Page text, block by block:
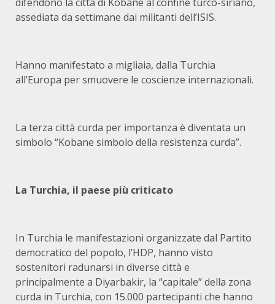
assediata da settimane dai militanti dell’ISIS.
Hanno manifestato a migliaia, dalla Turchia
all’Europa per smuovere le coscienze internazionali.
La terza città curda per importanza è diventata un
simbolo “Kobane simbolo della resistenza curda”.
La Turchia, il paese più criticato
In Turchia le manifestazioni organizzate dal Partito
democratico del popolo, l’HDP, hanno visto
sostenitori radunarsi in diverse città e
principalmente a Diyarbakir, la “capitale” della zona
curda in Turchia, con 15.000 partecipanti che hanno